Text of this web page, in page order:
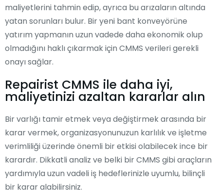
maliyetlerini tahmin edip, ayrıca bu arızaların altında
yatan sorunları bulur. Bir yeni bant konveyörüne
yatırım yapmanın uzun vadede daha ekonomik olup
olmadığını haklı çıkarmak için CMMS verileri gerekli
onayı sağlar.
Repairist CMMS ile daha iyi,
maliyetinizi azaltan kararlar alın
Bir varlığı tamir etmek veya değiştirmek arasında bir
karar vermek, organizasyonunuzun karlılık ve işletme
verimliliği üzerinde önemli bir etkisi olabilecek ince bir
karardır. Dikkatli analiz ve belki bir CMMS gibi araçların
yardımıyla uzun vadeli iş hedeflerinizle uyumlu, bilinçli
bir karar alabilirsiniz.